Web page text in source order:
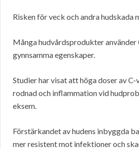
Risken för veck och andra hudskada
Många hudvårdsprodukter använder
gynnsamma egenskaper.
Studier har visat att höga doser av
rodnad och inflammation vid
eksem.
Förstärkandet av hudens inbyggda
mer resistent mot infektioner och